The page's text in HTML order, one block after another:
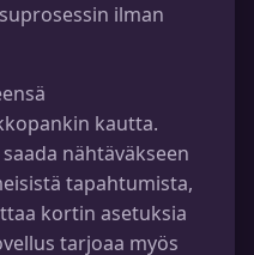
ilman
kautta.
nähtäväkseen
tapahtumista,
kortin asetuksia
tarjoaa myös